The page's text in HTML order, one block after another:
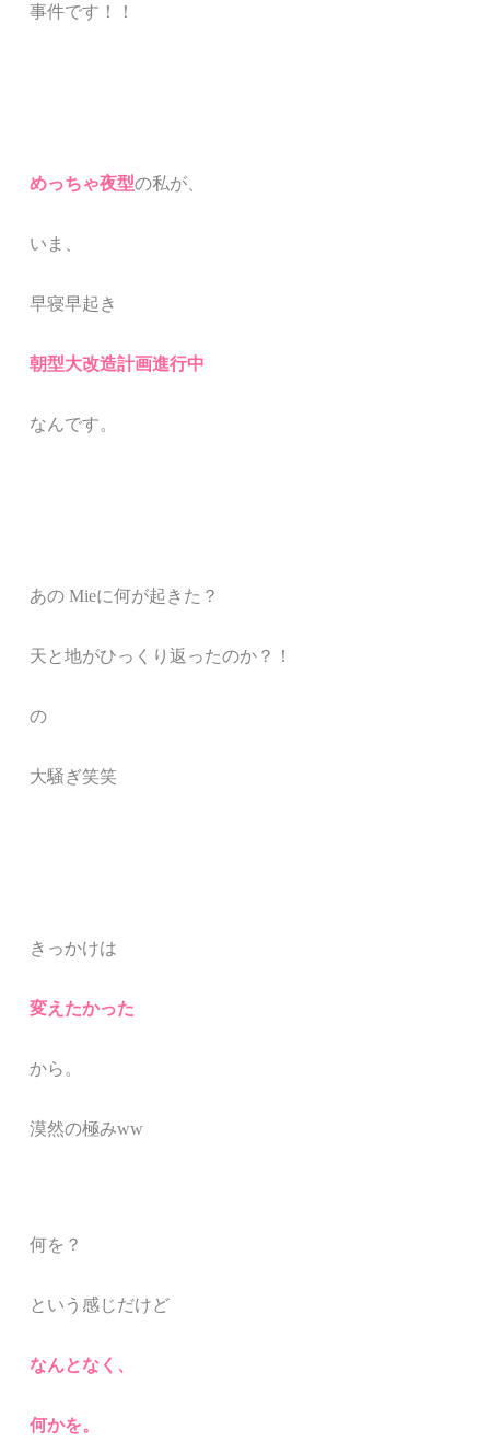
事件です！！
めっちゃ夜型の私が、
いま、
早寝早起き
朝型大改造計画進行中
なんです。
あの Mieに何が起きた？
天と地がひっくり返ったのか？！
の
大騒ぎ笑笑
きっかけは
変えたかった
から。
漠然の極みww
何を？
という感じだけど
なんとなく、
何かを。